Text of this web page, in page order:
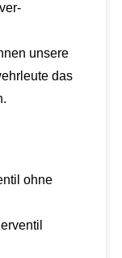
unsere
das
ohne